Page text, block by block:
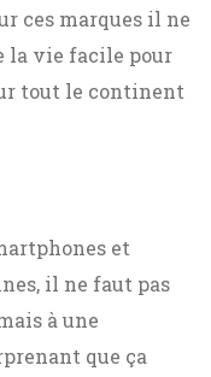
ces marques il ne
la vie facile pour
tout le continent
et
il ne faut pas
à une
que ça